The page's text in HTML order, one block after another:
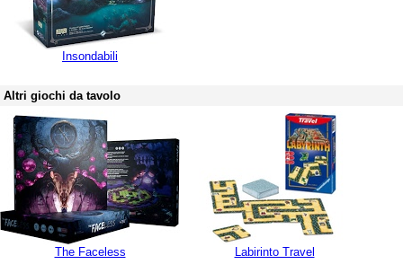
Insondabili
Altri giochi da tavolo
The Faceless Labirinto Travel